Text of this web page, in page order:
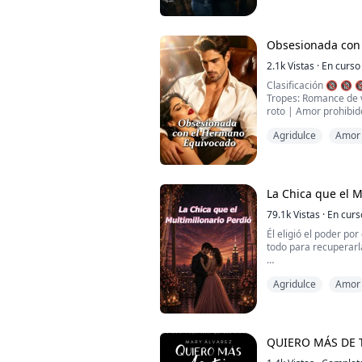
Obsesionada
2.1kVistas · En curso
Clasificación 🔞 🔞
Tropes: Romance
roto | Amor
—Te robó tu
Durante cinco años,
esposa perfecta y
su r...
Agridulce
La Chica que el
79.1kVistas · En
Él eligió el poder
todo para
Villaruiz y se
Ahora, él es uno de
país.
Agridulce Amor
QUIERO MÁS DE